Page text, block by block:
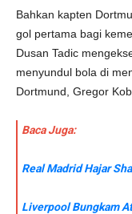
Bahkan kapten
gol pertama bagi
Dusan Tadic
menyundul bola di
Dortmund, Gregor
Baca Juga:
Real Madrid Hajar
Liverpool Bungkam